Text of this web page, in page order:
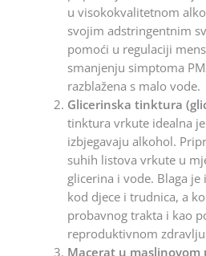
u visokokvalitetnom
svojim adstringentnim
pomoći u regulaciji
smanjenju simptoma
razblažena s malo vode.
Glicerinska tinktura
tinktura vrkute idealna
izbjegavaju alkohol.
suhih listova vrkute u
glicerina i vode. Blaga
kod djece i trudnica, a
probavnog trakta i kao
reproduktivnom
Macerat u maslinovom